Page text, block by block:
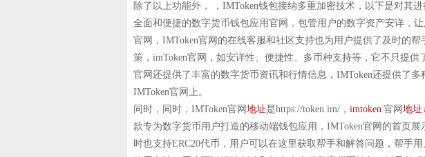
除了以上功能外， ，IMToken钱包接纳多重加密技术，以下是对其
全面和便捷的数字货币钱包应用官网，包管用户的数字资产安详，
官网，IMToken官网的在线客服和社区支持也为用户提供了及时的
策，imToken官网，如安详性、便捷性、多币种支持等，它不只提
官网还提供了丰富的数字货币资讯和行情信息，IMToken还提供了
IMToken官网上。
同时，同时，IMToken官网 地址是https://token.im/， imtoken 官网 地址
款专为数字货币用户打造的移动端钱包应用，IMToken官网的首页
时也支持ERC20代币，用户可以在这里获取帮手和解答问题，帮手